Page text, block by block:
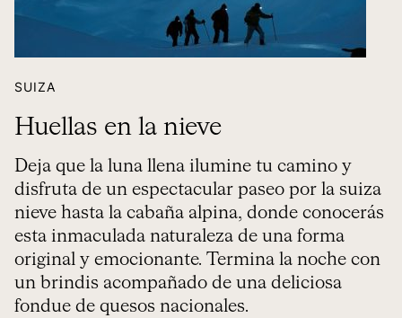
SUIZA
Huellas en la nieve
Deja que la luna llena ilumine tu camino y
disfruta de un espectacular paseo por la suiza
nieve hasta la cabaña alpina, donde conocerás
esta inmaculada naturaleza de una forma
original y emocionante. Termina la noche con
un brindis acompañado de una deliciosa
fondue de quesos nacionales.